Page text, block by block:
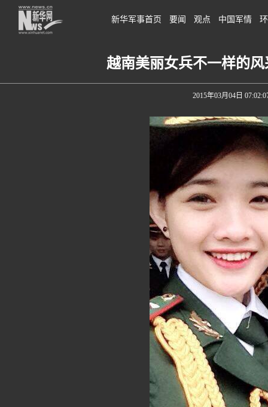
新华军事首页 要闻 观点 中国军情
越南美丽女兵不一样的
2015年03月04日